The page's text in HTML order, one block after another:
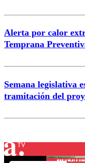
Alerta por calor
Temprana
Semana legislativa
tramitación del